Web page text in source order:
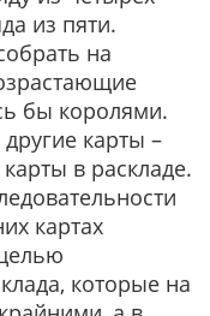
из пяти.
на
бы королями.
карты –
в раскладе.
картах
которые на